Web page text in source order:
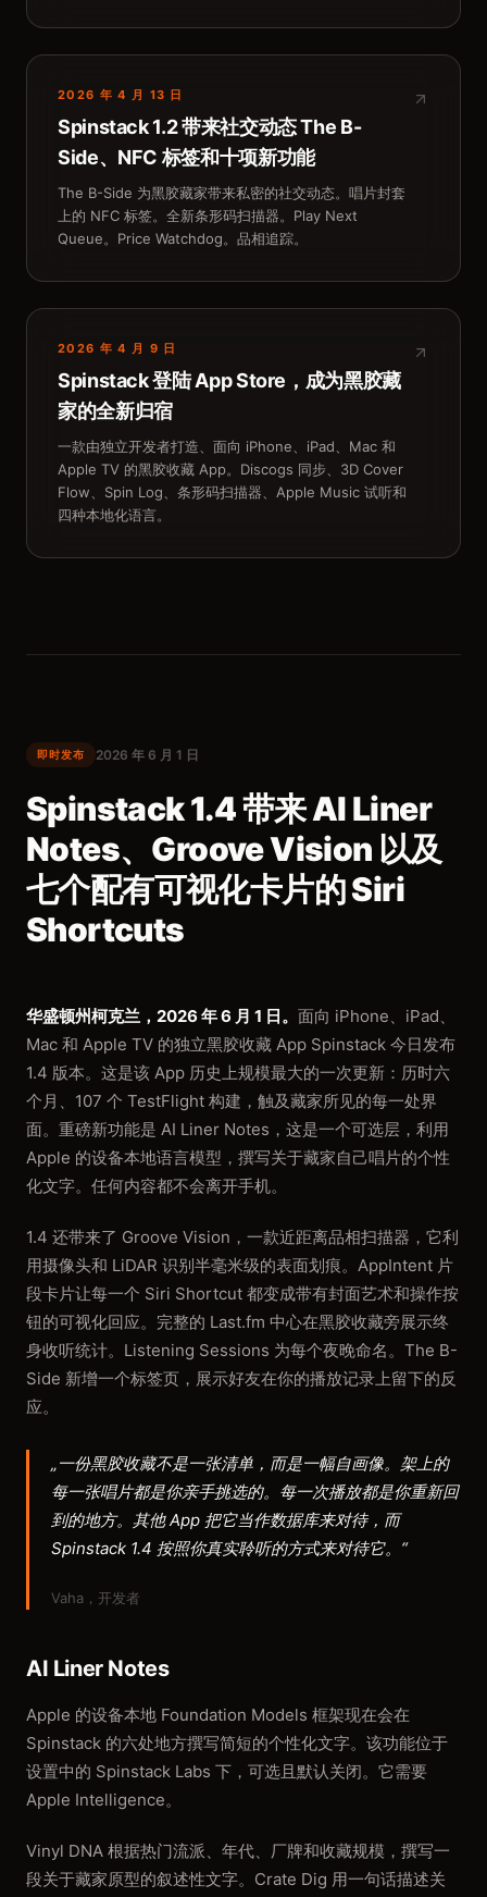
2026 年 4 月 13 日
Spinstack 1.2 带来社交动态 The B-
Side、NFC 标签和十项新功能
The B-Side 为黑胶藏家带来私密的社交动态。唱片封套
上的 NFC 标签。全新条形码扫描器。Play Next
Queue。Price Watchdog。品相追踪。
2026 年 4 月 9 日
Spinstack 登陆 App Store，成为黑胶藏
家的全新归宿
一款由独立开发者打造、面向 iPhone、iPad、Mac 和
Apple TV 的黑胶收藏 App。Discogs 同步、3D Cover
Flow、Spin Log、条形码扫描器、Apple Music 试听和
四种本地化语言。
即时发布 2026 年 6 月 1 日
Spinstack 1.4 带来 AI Liner
Notes、Groove Vision 以及
七个配有可视化卡片的 Siri
Shortcuts
华盛顿州柯克兰，2026 年 6 月 1 日。 面向 iPhone、iPad、
Mac 和 Apple TV 的独立黑胶收藏 App Spinstack 今日发布
1.4 版本。这是该 App 历史上规模最大的一次更新：历时六
个月、107 个 TestFlight 构建，触及藏家所见的每一处界
面。重磅新功能是 AI Liner Notes，这是一个可选层，利用
Apple 的设备本地语言模型，撰写关于藏家自己唱片的个性
化文字。任何内容都不会离开手机。
1.4 还带来了 Groove Vision，一款近距离品相扫描器，它利
用摄像头和 LiDAR 识别半毫米级的表面划痕。AppIntent 片
段卡片让每一个 Siri Shortcut 都变成带有封面艺术和操作按
钮的可视化回应。完整的 Last.fm 中心在黑胶收藏旁展示终
身收听统计。Listening Sessions 为每个夜晚命名。The B-
Side 新增一个标签页，展示好友在你的播放记录上留下的反
应。
„一份黑胶收藏不是一张清单，而是一幅自画像。架上的
每一张唱片都是你亲手挑选的。每一次播放都是你重新回
到的地方。其他 App 把它当作数据库来对待，而
Spinstack 1.4 按照你真实聆听的方式来对待它。“
Vaha，开发者
AI Liner Notes
Apple 的设备本地 Foundation Models 框架现在会在
Spinstack 的六处地方撰写简短的个性化文字。该功能位于
设置中的 Spinstack Labs 下，可选且默认关闭。它需要
Apple Intelligence。
Vinyl DNA 根据热门流派、年代、厂牌和收藏规模，撰写一
段关于藏家原型的叙述性文字。Crate Dig 用一句话描述关